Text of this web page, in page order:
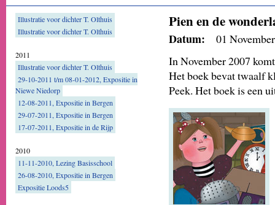
Illustratie voor dichter T. Olthuis
Illustratie voor dichter T. Olthuis
2011
Illustratie voor dichter T. Olthuis
29-10-2011 t/m 08-01-2012, Expositie in
Niewe Niedorp
12-08-2011, Expositie in Bergen
29-07-2011, Expositie in Bergen
17-07-2011, Expositie in de Rijp
2010
11-11-2010, Lezing Basisschool
26-08-2010, Expositie in Bergen
Expositie Loods5
Pien en de
Datum: 01
In November 2007
Het boek bevat twaalf
Peek. Het boek is een